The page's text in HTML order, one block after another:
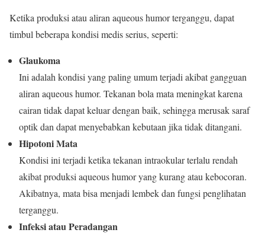
Ketika produksi atau aliran aqueous humor terganggu, dapat
timbul beberapa kondisi medis serius, seperti:
Glaukoma
Ini adalah kondisi yang paling umum terjadi akibat gangguan
aliran aqueous humor. Tekanan bola mata meningkat karena
cairan tidak dapat keluar dengan baik, sehingga merusak saraf
optik dan dapat menyebabkan kebutaan jika tidak ditangani.
Hipotoni Mata
Kondisi ini terjadi ketika tekanan intraokular terlalu rendah
akibat produksi aqueous humor yang kurang atau kebocoran.
Akibatnya, mata bisa menjadi lembek dan fungsi penglihatan
terganggu.
Infeksi atau Peradangan